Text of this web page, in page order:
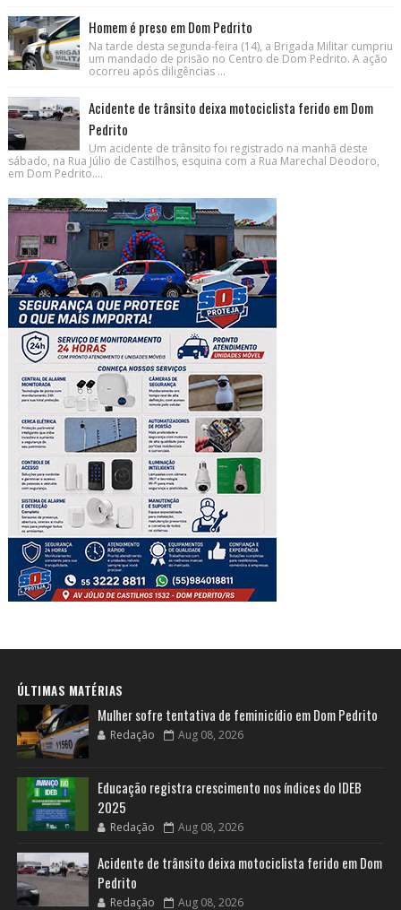
Homem é preso em Dom Pedrito
Na tarde desta segunda-feira (14), a Brigada Militar cumpriu
um mandado de prisão no Centro de Dom Pedrito. A ação
ocorreu após diligências ...
Acidente de trânsito deixa motociclista ferido em Dom
Pedrito
Um acidente de trânsito foi registrado na manhã deste
sábado, na Rua Júlio de Castilhos, esquina com a Rua Marechal Deodoro,
em Dom Pedrito....
ÚLTIMAS MATÉRIAS
Mulher sofre tentativa de feminicídio em Dom Pedrito
Redação Aug 08, 2026
Educação registra crescimento nos índices do IDEB
2025
Redação Aug 08, 2026
Acidente de trânsito deixa motociclista ferido em Dom
Pedrito
Redação Aug 08, 2026